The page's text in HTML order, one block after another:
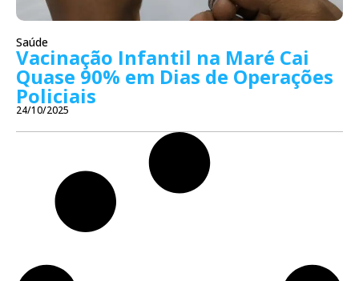
Saúde
Vacinação Infantil na Maré Cai
Quase 90% em Dias de Operações
Policiais
24/10/2025